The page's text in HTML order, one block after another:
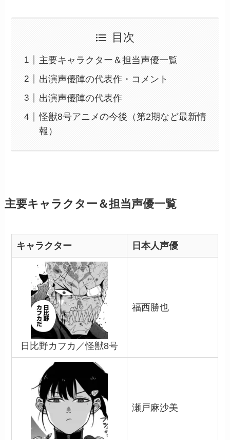
目次
主要キャラクター＆担当声優一覧
出演声優陣の代表作・コメント
出演声優陣の代表作
怪獣8号アニメの今後（第2期など最新情
報）
主要キャラクター＆担当声優一覧
キャラクター 日本人声優
日比野カフカ／怪獣8号
福西勝也
瀬戸麻沙美